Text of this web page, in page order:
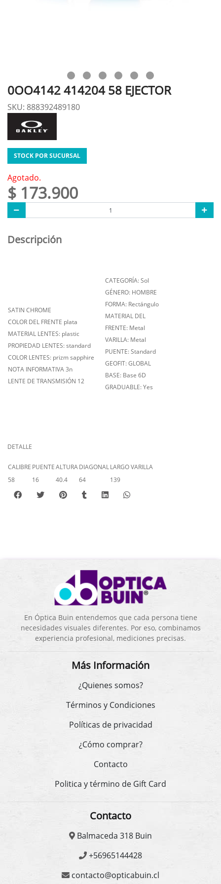
0OO4142 414204 58 EJECTOR
SKU: 888392489180
STOCK POR SUCURSAL
Agotado.
$ 173.900
Descripción
SATIN CHROME
COLOR DEL FRENTE plata
MATERIAL LENTES: plastic
PROPIEDAD LENTES: standard
COLOR LENTES: prizm sapphire
NOTA INFORMATIVA 3n
LENTE DE TRANSMISIÓN 12
CATEGORÍA: Sol
GÉNERO: HOMBRE
FORMA: Rectángulo
MATERIAL DEL
FRENTE: Metal
VARILLA: Metal
PUENTE: Standard
GEOFIT: GLOBAL
BASE: Base 6D
GRADUABLE: Yes
DETALLE
CALIBRE PUENTEALTURADIAGONALLARGO VARILLA
58
16 40.4 64 139
En Óptica Buin entendemos que cada persona tiene
necesidades visuales diferentes. Por eso, combinamos
experiencia profesional, mediciones precisas.
Más Información
¿Quienes somos?
Términos y Condiciones
Políticas de privacidad
¿Cómo comprar?
Contacto
Politica y término de Gift Card
Contacto
Balmaceda 318 Buin
+56965144428
contacto@opticabuin.cl